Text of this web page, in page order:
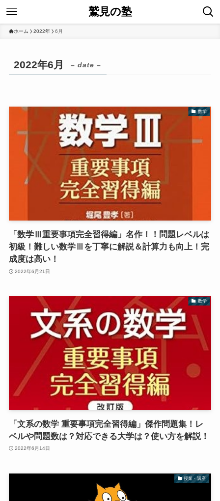
鷲見の塾
ホーム 2022年 6月
2022年6月 – date –
数学
「数学Ⅲ重要事項完全習得編」名作！！問題レベルは
初級！難しい数学Ⅲを丁寧に解説＆計算力も向上！完
成度は高い！
2022年6月21日
数学
「文系の数学 重要事項完全習得編」傑作問題集！レ
ベルや問題数は？対応できる大学は？使い方を解説！
2022年6月14日
授業・講座